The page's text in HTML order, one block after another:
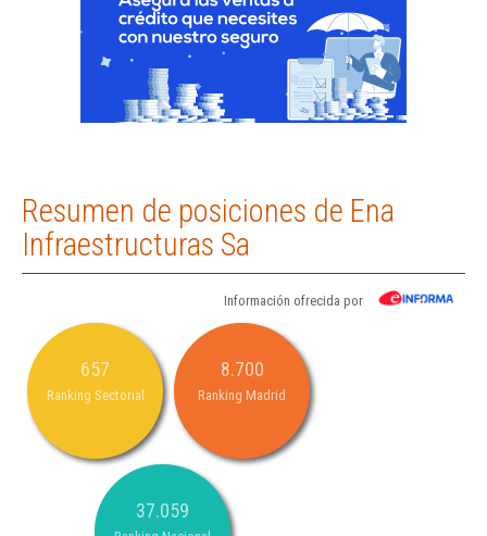
Resumen de posiciones de Ena
Infraestructuras Sa
Información ofrecida por
657
Ranking Sectorial
8.700
Ranking Madrid
37.059